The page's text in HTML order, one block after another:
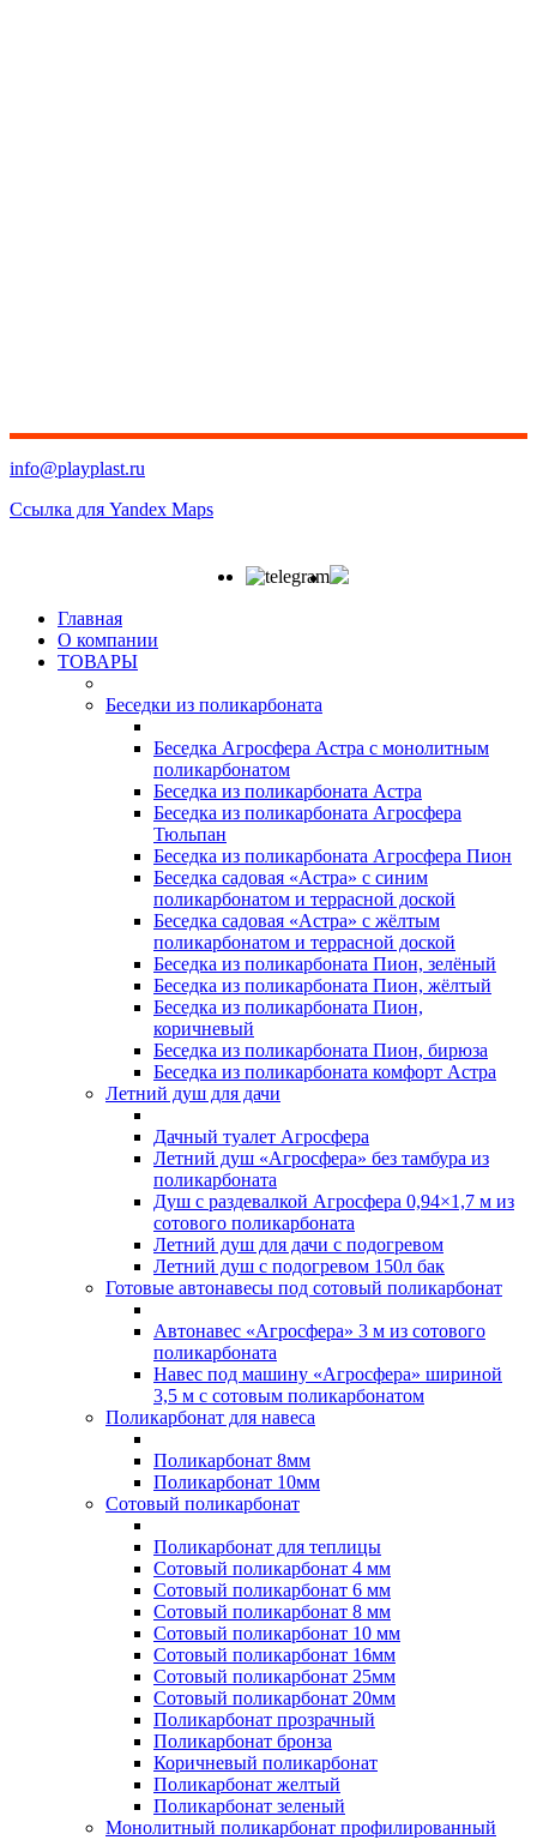
info@playplast.ru
Ссылка для Yandex Maps
Главная
О компании
ТОВАРЫ
Беседки из поликарбоната
Беседка Агросфера Астра с монолитным
поликарбонатом
Беседка из поликарбоната Астра
Беседка из поликарбоната Агросфера
Тюльпан
Беседка из поликарбоната Агросфера Пион
Беседка садовая «Астра» с синим
поликарбонатом и террасной доской
Беседка садовая «Астра» с жёлтым
поликарбонатом и террасной доской
Беседка из поликарбоната Пион, зелёный
Беседка из поликарбоната Пион, жёлтый
Беседка из поликарбоната Пион,
коричневый
Беседка из поликарбоната Пион, бирюза
Беседка из поликарбоната комфорт Астра
Летний душ для дачи
Дачный туалет Агросфера
Летний душ «Агросфера» без тамбура из
поликарбоната
Душ с раздевалкой Агросфера 0,94×1,7 м из
сотового поликарбоната
Летний душ для дачи с подогревом
Летний душ с подогревом 150л бак
Готовые автонавесы под сотовый поликарбонат
Автонавес «Агросфера» 3 м из сотового
поликарбоната
Навес под машину «Агросфера» шириной
3,5 м с сотовым поликарбонатом
Поликарбонат для навеса
Поликарбонат 8мм
Поликарбонат 10мм
Сотовый поликарбонат
Поликарбонат для теплицы
Сотовый поликарбонат 4 мм
Сотовый поликарбонат 6 мм
Сотовый поликарбонат 8 мм
Сотовый поликарбонат 10 мм
Сотовый поликарбонат 16мм
Сотовый поликарбонат 25мм
Сотовый поликарбонат 20мм
Поликарбонат прозрачный
Поликарбонат бронза
Коричневый поликарбонат
Поликарбонат желтый
Поликарбонат зеленый
Монолитный поликарбонат профилированный